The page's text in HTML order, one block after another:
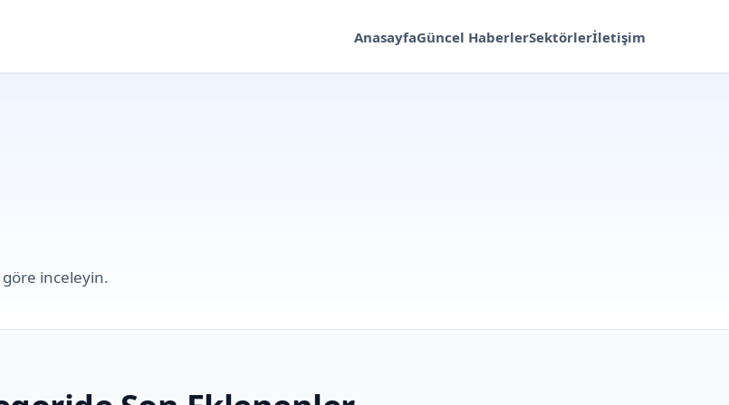
AnasayfaGüncel HaberlerSektörlerİletişim
inceleyin.